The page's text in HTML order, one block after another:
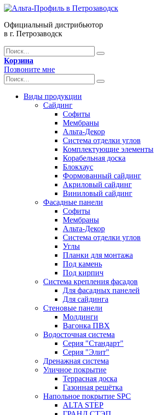
Официальный дистрибьютор
в г. Петрозаводск
Корзина
Позвоните мне
Виды продукции
Сайдинг
Софиты
Мембраны
Альта-Декор
Система отделки углов
Комплектующие элементы
Корабельная доска
Блокхаус
Формованный сайдинг
Акриловый сайдинг
Виниловый сайдинг
Фасадные панели
Софиты
Мембраны
Альта-Декор
Система отделки углов
Углы
Планки для монтажа
Под камень
Под кирпич
Система крепления фасадов
Для фасадных панелей
Для сайдинга
Стеновые панели
Молдинги
Вагонка ПВХ
Водосточная система
Серия "Стандарт"
Серия "Элит"
Дренажная система
Уличное покрытие
Террасная доска
Газонная решётка
Напольное покрытие SPC
ALTA STEP